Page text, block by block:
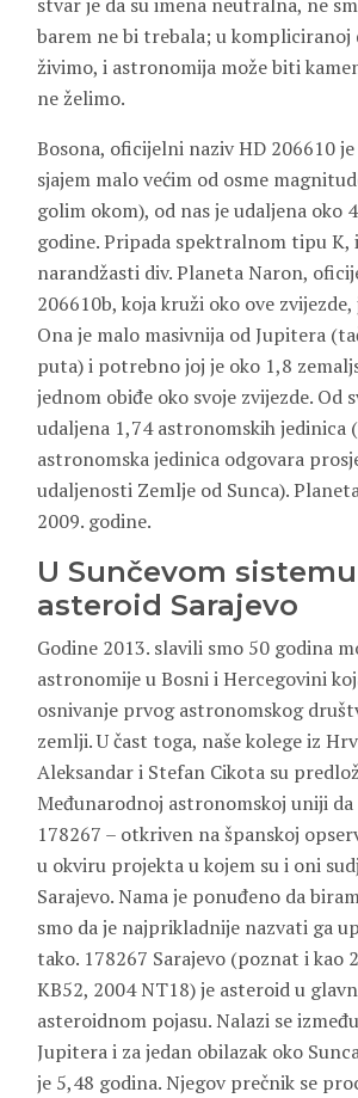
barem ne bi trebala; u kompliciranoj
živimo, i astronomija može biti
ne želimo.
Bosona, oficijelni naziv HD 206610 je
sjajem malo većim od osme
golim okom), od nas je udaljena oko
godine. Pripada spektralnom tipu K,
narandžasti div. Planeta Naron,
206610b, koja kruži oko ove
Ona je malo masivnija od Jupitera
puta) i potrebno joj je oko 1,8
jednom obiđe oko svoje zvijezde. Od
udaljena 1,74 astronomskih jedinica
astronomska jedinica odgovara
udaljenosti Zemlje od Sunca).
2009. godine.
U Sunčevom
asteroid Sarajevo
Godine 2013. slavili smo 50 godina
astronomije u Bosni i Hercegovini
osnivanje prvog astronomskog
zemlji. U čast toga, naše kolege iz
Aleksandar i Stefan Cikota su
Međunarodnoj astronomskoj uniji da
178267 – otkriven na španskoj
u okviru projekta u kojem su i oni
Sarajevo. Nama je ponuđeno da
smo da je najprikladnije nazvati ga
tako. 178267 Sarajevo (poznat i kao
KB52, 2004 NT18) je asteroid u
asteroidnom pojasu. Nalazi se
Jupitera i za jedan obilazak oko
je 5,48 godina. Njegov prečnik se